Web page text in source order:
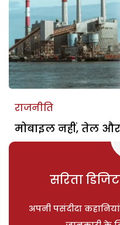
राजनीति
मोबाइल नहीं, तेल और
सरिता
अपनी पसंदीदा